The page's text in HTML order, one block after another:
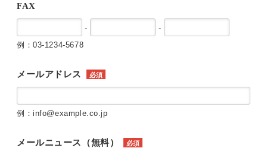
FAX
-
-
例：03-1234-5678
メールアドレス 必須
例：info@example.co.jp
メールニュース（無料） 必須